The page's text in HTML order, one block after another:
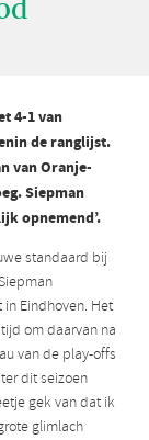
4-1 van
de ranglijst.
van Oranje-
Siepman
opnemend’.
standaard bij
Eindhoven. Het
om daarvan na
van de play-offs
dit seizoen
gek van dat ik
glimlach